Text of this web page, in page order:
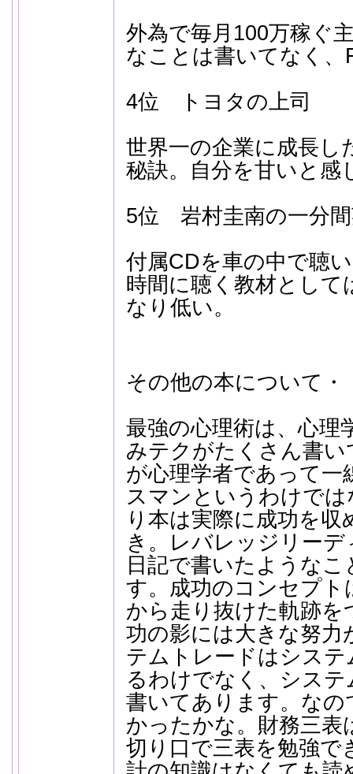
外為で毎月100万稼ぐ
なことは書いてなく、
4位 トヨタの上司
世界一の企業に成長し
秘訣。自分を甘いと感
5位 岩村圭南の一分
付属CDを車の中で聴
時間に聴く教材として
なり低い。
その他の本について・
最強の心理術は、心理
みテクがたくさん書
が心理学者であって一
スマンというわけで
り本は実際に成功を
き。レバレッジリー
日記で書いたような
す。成功のコンセプト
から走り抜けた軌跡
功の影には大きな努力
テムトレードはシス
るわけでなく、シス
書いてあります。な
かったかな。財務三
切り口で三表を勉強で